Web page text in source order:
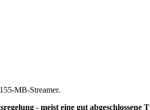
MB-Streamer.
- meist eine gut abgeschlossene